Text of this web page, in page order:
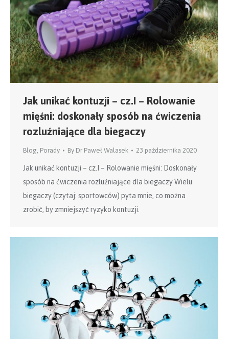
Jak unikać kontuzji – cz.I – Rolowanie
mięśni: doskonały sposób na ćwiczenia
rozluźniające dla biegaczy
Blog, Porady By Dr Paweł Walasek 23 października 2020
Jak unikać kontuzji – cz.I – Rolowanie mięśni: Doskonały
sposób na ćwiczenia rozluźniające dla biegaczy Wielu
biegaczy (czytaj: sportowców) pyta mnie, co można
zrobić, by zmniejszyć ryzyko kontuzji.